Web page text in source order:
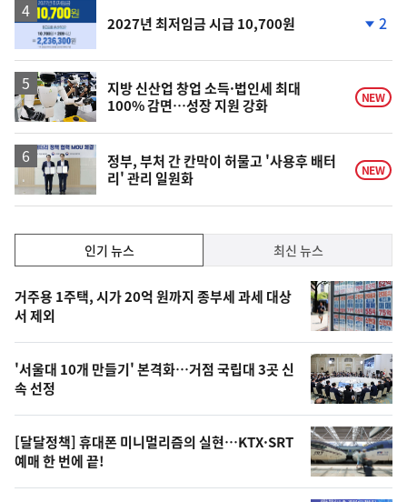
2027년 최저임금 시급 10,700원
락
2
지방 신산업 창업 소득·법인세 최대
100% 감면…성장 지원 강화
NEW
정부, 부처 간 칸막이 허물고 '사용후 배터
리' 관리 일원화
NEW
기,
최
신,
오
늘
의
영
상
인기 뉴스 최신 뉴스
기
뉴
스
거주용 1주택, 시가 20억 원까지 종부세 과세 대상
서 제외
'서울대 10개 만들기' 본격화…거점 국립대 3곳 신
속 선정
[달달정책] 휴대폰 미니멀리즘의 실현…KTX·SRT
예매 한 번에 끝!